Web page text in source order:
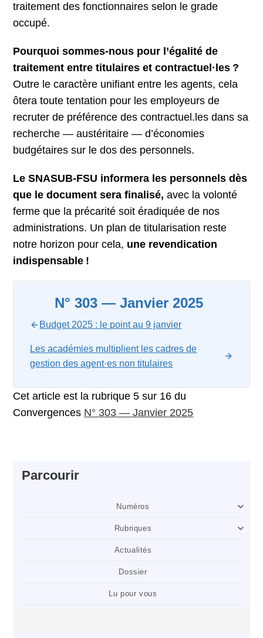
traitement des fonctionnaires selon le grade
occupé.
Pourquoi sommes-nous pour l’égalité de
traitement entre titulaires et contractuel·les ?
Outre le caractère unifiant entre les agents, cela
ôtera toute tentation pour les employeurs de
recruter de préférence des contractuel.les dans sa
recherche — austéritaire — d’économies
budgétaires sur le dos des personnels.
Le SNASUB-FSU informera les personnels dès
que le document sera finalisé, avec la volonté
ferme que la précarité soit éradiquée de nos
administrations. Un plan de titularisation reste
notre horizon pour cela, une revendication
indispensable !
N° 303 — Janvier 2025
Budget 2025 : le point au 9 janvier
Les académies multiplient les cadres de
gestion des agent·es non titulaires
Cet article est la rubrique 5 sur 16 du
Convergences N° 303 — Janvier 2025
Parcourir
Numéros
Rubriques
Actualités
Dossier
Lu pour vous